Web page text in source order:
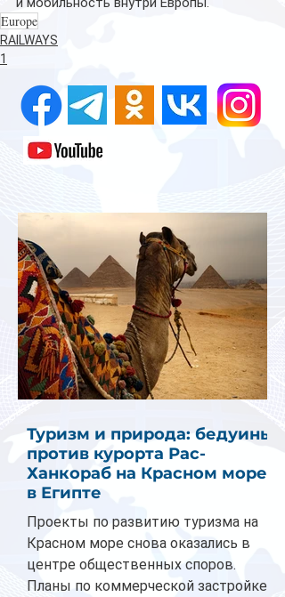
Europe
RAILWAYS
1
Туризм и природа: бедуины
против курорта Рас-
Ханкораб на Красном море
в Египте
Проекты по развитию туризма на
Красном море снова оказались в
центре общественных споров.
Планы по коммерческой застройке